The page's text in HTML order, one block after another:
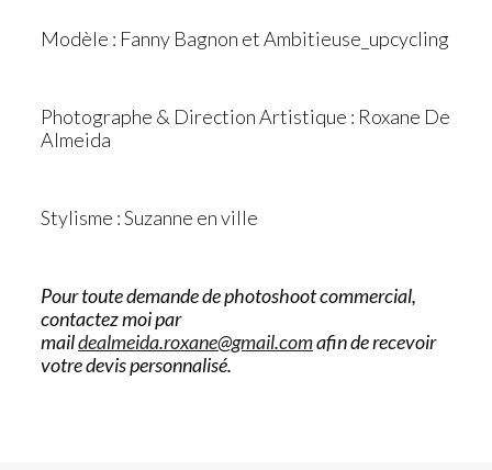
Modèle : Fanny Bagnon et Ambitieuse_upcycling
Photographe & Direction Artistique : Roxane De
Almeida
Stylisme : Suzanne en ville
Pour toute demande de photoshoot commercial,
contactez moi par
maildealmeida.roxane@gmail.comafin de recevoir
votre devis personnalisé.